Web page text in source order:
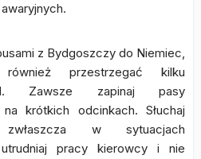
z Bydgoszczy do Niemiec,
przestrzegać kilku
Zawsze zapinaj pasy
krótkich odcinkach. Słuchaj
w sytuacjach
pracy kierowcy i nie